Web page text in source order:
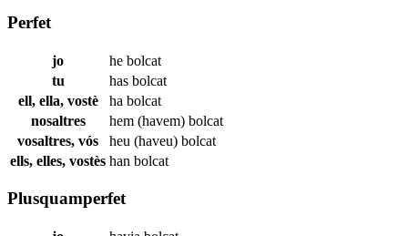
Perfet
jo he bolcat
tu
has bolcat
ell, ella, vostè
ha bolcat
nosaltres
hem (havem) bolcat
vosaltres, vós
heu (haveu) bolcat
ells, elles, vostès han bolcat
Plusquamperfet